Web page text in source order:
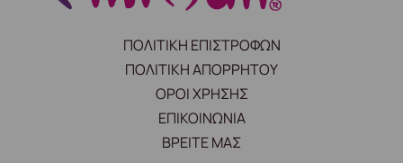
ΠΟΛΙΤΙΚΗ ΕΠΙΣΤΡΟΦΩΝ
ΠΟΛΙΤΙΚΗ ΑΠΟΡΡΗΤΟΥ
ΟΡΟΙ ΧΡΗΣΗΣ
ΕΠΙΚΟΙΝΩΝΙΑ
ΒΡΕΙΤΕ ΜΑΣ